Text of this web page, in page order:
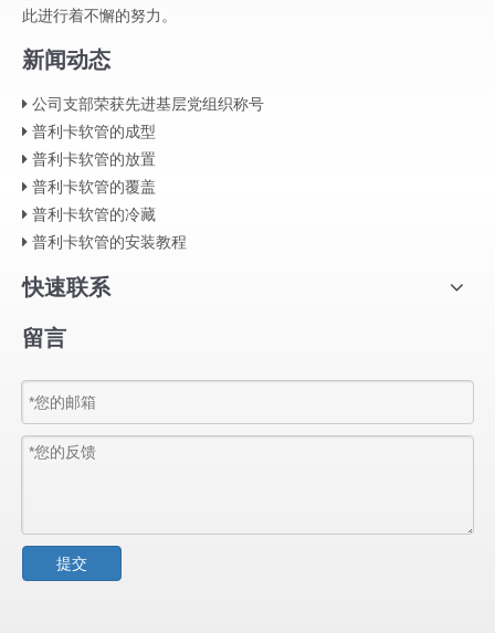
此进行着不懈的努力。
新闻动态
公司支部荣获先进基层党组织称号
普利卡软管的成型
普利卡软管的放置
普利卡软管的覆盖
普利卡软管的冷藏
普利卡软管的安装教程
快速联系
留言
提交